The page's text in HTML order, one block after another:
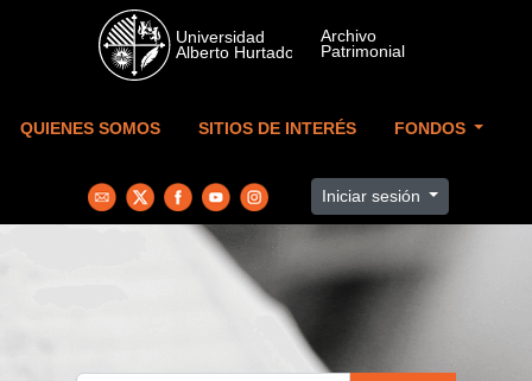
Skip to main content
QUIENES SOMOS SITIOS DE INTERÉS FONDOS
Iniciar sesión